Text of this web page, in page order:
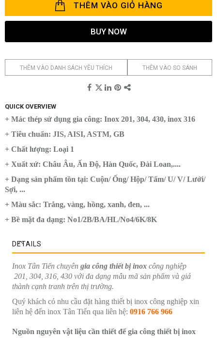
THÊM VÀO GIỎ HÀNG
BUY NOW
THÊM VÀO DANH SÁCH YÊU THÍCH THÊM VÀO SO SÁNH
QUICK OVERVIEW
+ Mác thép sử dụng gia công: Inox 201, 304, 430, inox 316
+ Tiêu chuẩn: JIS, AISI, ASTM, GB
+ Chất lượng: Loại 1
+ Xuất xứ: Châu Âu, Ấn Độ, Hàn Quốc, Đài Loan,....
+ Dạng sản phẩm tồn tại: Cuộn/ Ống/ Hộp/ Tấm/ U/ V/ Lưới/
Sợi, ...
+ Màu sắc: Trắng, vàng, hồng, xanh, đen, ...
+ Bề mặt đa dạng: No1/2B/BA/HL/No4/6K/8K
DETAILS
Inox Tân Tiến chuyên gia công thiết bị inox công nghiệp
201, 304, 316, 430 với đa dạng mẫu mã sản phẩm và giá
thành cạnh tranh trên thị trường.
Quý khách có nhu cầu đặt hàng thiết bị inox công nghiệp xin
liên hệ đến inox Tân Tiến qua liên hệ: 0916 766 966
Nguồn nguyên vật liệu cần thiết để gia công thiết bị inox